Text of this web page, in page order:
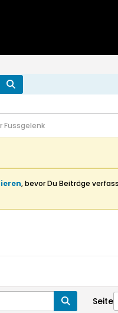
Fussgelenk
, bevor Du Beiträge
Seite